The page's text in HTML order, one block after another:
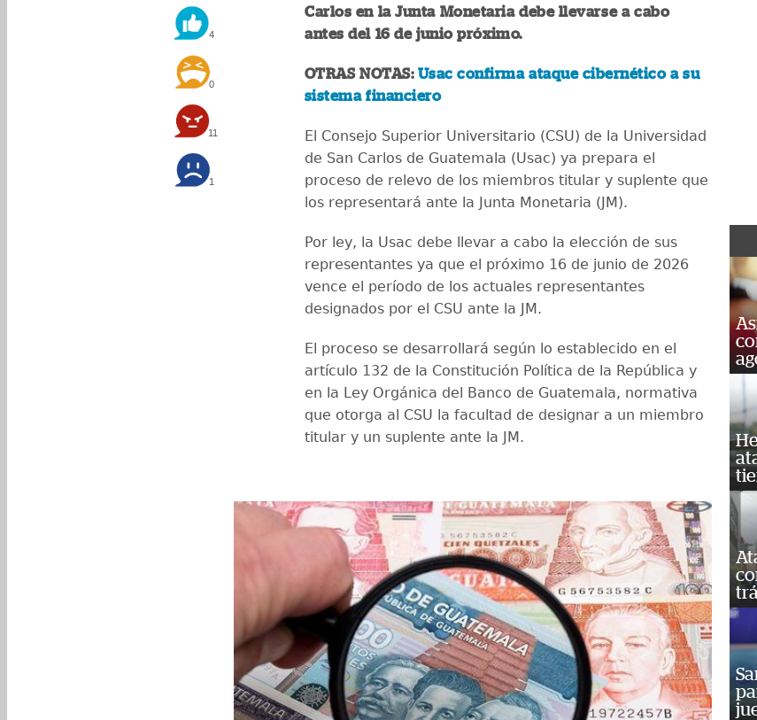
4
0
11
1
Carlos en la Junta Monetaria debe llevarse a cabo
antes del 16 de junio próximo.
OTRAS NOTAS: Usac confirma ataque cibernético a su
sistema financiero
El Consejo Superior Universitario (CSU) de la Universidad
de San Carlos de Guatemala (Usac) ya prepara el
proceso de relevo de los miembros titular y suplente que
los representará ante la Junta Monetaria (JM).
Por ley, la Usac debe llevar a cabo la elección de sus
representantes ya que el próximo 16 de junio de 2026
vence el período de los actuales representantes
designados por el CSU ante la JM.
El proceso se desarrollará según lo establecido en el
artículo 132 de la Constitución Política de la República y
en la Ley Orgánica del Banco de Guatemala, normativa
que otorga al CSU la facultad de designar a un miembro
titular y un suplente ante la JM.